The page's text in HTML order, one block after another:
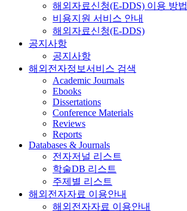
해외자료신청(E-DDS) 이용 방법
비용지원 서비스 안내
해외자료신청(E-DDS)
공지사항
공지사항
해외전자정보서비스 검색
Academic Journals
Ebooks
Dissertations
Conference Materials
Reviews
Reports
Databases & Journals
전자저널 리스트
학술DB 리스트
주제별 리스트
해외전자자료 이용안내
해외전자자료 이용안내